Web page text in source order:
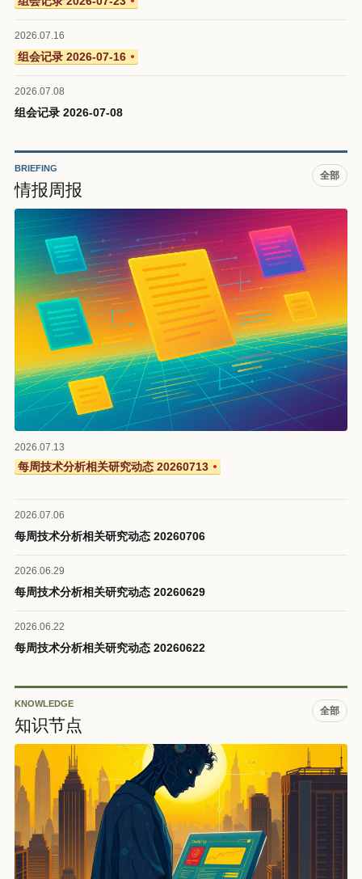
2026.07.16
组会记录 2026-07-16 ●
2026.07.08
组会记录 2026-07-08
BRIEFING
情报周报
全部
2026.07.13
每周技术分析相关研究动态 20260713 ●
2026.07.06
每周技术分析相关研究动态 20260706
2026.06.29
每周技术分析相关研究动态 20260629
2026.06.22
每周技术分析相关研究动态 20260622
KNOWLEDGE
知识节点
全部